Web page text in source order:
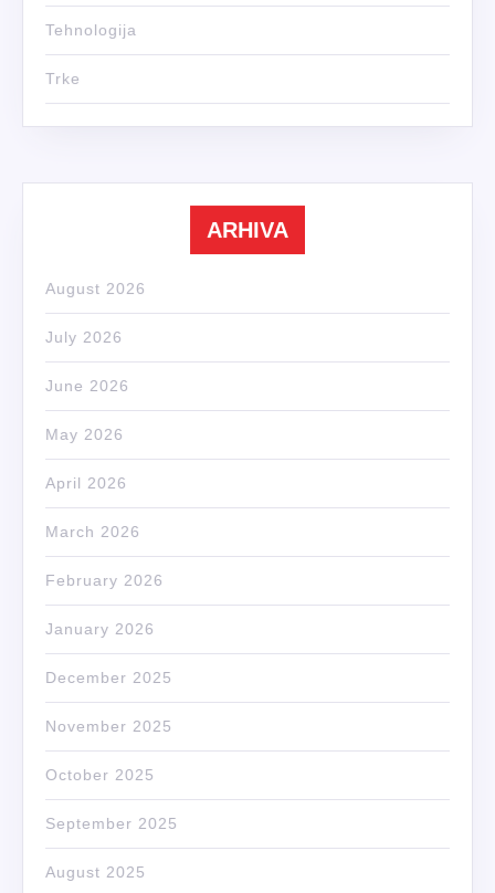
Tehnologija
Trke
ARHIVA
August 2026
July 2026
June 2026
May 2026
April 2026
March 2026
February 2026
January 2026
December 2025
November 2025
October 2025
September 2025
August 2025